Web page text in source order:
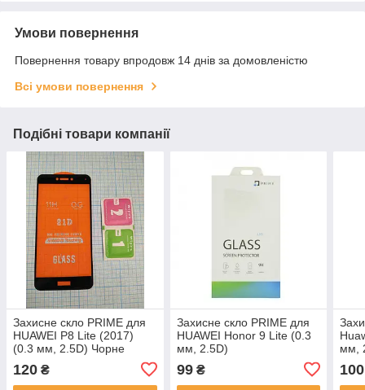
Умови повернення
Повернення товару впродовж 14 днів за домовленістю
Всі умови повернення
Подібні товари компанії
Захисне скло PRIME для
HUAWEI P8 Lite (2017)
(0.3 мм, 2.5D) Чорне
120 ₴
Захисне скло PRIME для
HUAWEI Honor 9 Lite (0.3
мм, 2.5D)
99₴
мм,
100